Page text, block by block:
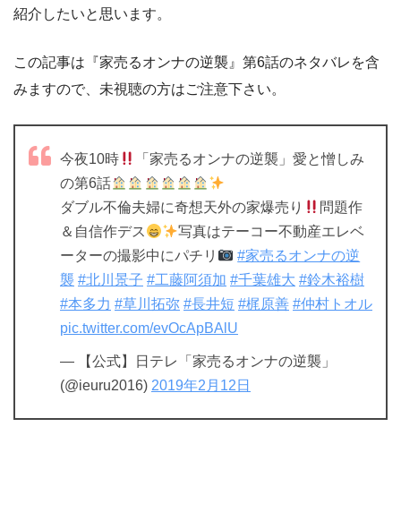
紹介したいと思います。
この記事は『家売るオンナの逆襲』第6話のネタバレを含
みますので、未視聴の方はご注意下さい。
今夜10時
「家売るオンナの逆襲」愛と憎しみ
の第6話
ダブル不倫夫婦に奇想天外の家爆売り
問題作
＆自信作デス
写真はテーコー不動産エレベ
ーターの撮影中にパチリ
#家売るオンナの逆
襲 #北川景子 #工藤阿須加 #千葉雄大 #鈴木裕樹
#本多力 #草川拓弥 #長井短 #梶原善 #仲村トオル
pic.twitter.com/evOcApBAlU
— 【公式】日テレ「家売るオンナの逆襲」
(@ieuru2016) 2019年2月12日